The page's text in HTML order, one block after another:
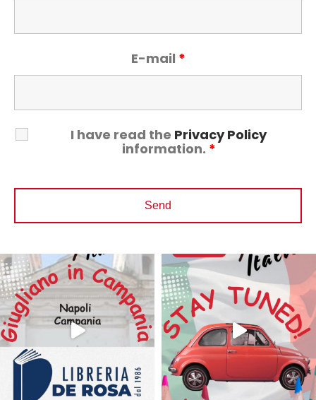
E-mail *
I have read the Privacy Policy
information. *